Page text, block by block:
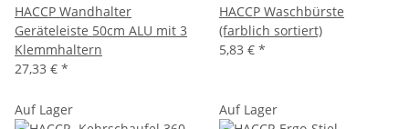
HACCP Wandhalter
Geräteleiste 50cm ALU mit 3
Klemmhaltern
27,33 € *
HACCP Waschbürste
(farblich sortiert)
5,83 € *
Auf Lager Auf Lager